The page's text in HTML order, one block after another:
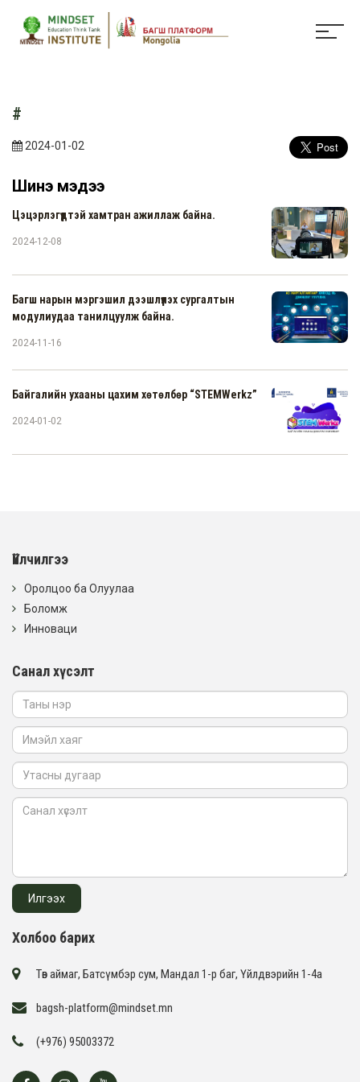
#
2024-01-02
Шинэ мэдээ
Цэцэрлэгүүдтэй хамтран ажиллаж байна.
2024-12-08
Багш нарын мэргэшил дээшлүүлэх сургалтын
модулиудаа танилцуулж байна.
2024-11-16
Байгалийн ухааны цахим хөтөлбөр “STEMWerkz”
2024-01-02
Үйлчилгээ
Оролцоо ба Олуулаа
Боломж
Инноваци
Санал хүсэлт
Холбоо барих
Төв аймаг, Батсүмбэр сум, Мандал 1-р баг, Үйлдвэрийн 1-4а
bagsh-platform@mindset.mn
(+976) 95003372